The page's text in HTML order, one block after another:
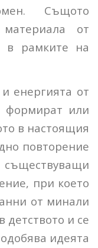
Същото
от
в рамките на
от
формират или
в настоящия
повторение
съществуващи
при което
от минали
детството и се
идеята